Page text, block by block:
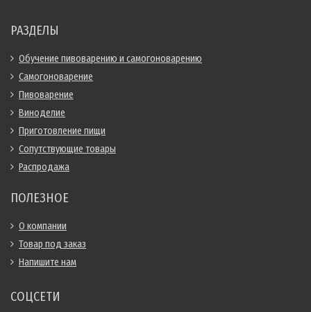
РАЗДЕЛЫ
Обучение пивоварению и самогоноварению
Самогоноварение
Пивоварение
Виноделие
Приготовление пищи
Сопутствующие товары
Распродажа
ПОЛЕЗНОЕ
О компании
Товар под заказ
Напишите нам
СОЦСЕТИ